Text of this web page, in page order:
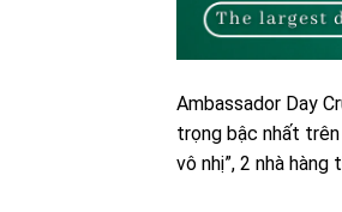
Ambassador Day
trọng bậc nhất
vô nhị”, 2 nhà